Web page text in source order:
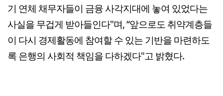
기 연체 채무자들이 금융 사각지대에 놓여 있었다는
사실을 무겁게 받아들인다"며, “앞으로도 취약계층들
이 다시 경제활동에 참여할 수 있는 기반을 마련하도
록 은행의 사회적 책임을 다하겠다"고 밝혔다.